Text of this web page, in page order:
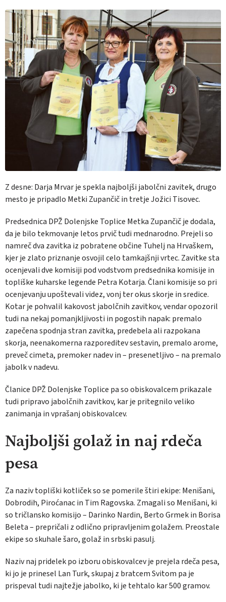
Z desne: Darja Mrvar je spekla najboljši jabolčni zavitek, drugo
mesto je pripadlo Metki Zupančič in tretje Jožici Tisovec.
Predsednica DPŽ Dolenjske Toplice Metka Zupančič je dodala,
da je bilo tekmovanje letos prvič tudi mednarodno. Prejeli so
namreč dva zavitka iz pobratene občine Tuhelj na Hrvaškem,
kjer je zlato priznanje osvojil celo tamkajšnji vrtec. Zavitke sta
ocenjevali dve komisiji pod vodstvom predsednika komisije in
topliške kuharske legende Petra Kotarja. Člani komisije so pri
ocenjevanju upoštevali videz, vonj ter okus skorje in sredice.
Kotar je pohvalil kakovost jabolčnih zavitkov, vendar opozoril
tudi na nekaj pomanjkljivosti in pogostih napak: premalo
zapečena spodnja stran zavitka, predebela ali razpokana
skorja, neenakomerna razporeditev sestavin, premalo arome,
preveč cimeta, premoker nadev in – presenetljivo – na premalo
jabolk v nadevu.
Članice DPŽ Dolenjske Toplice pa so obiskovalcem prikazale
tudi pripravo jabolčnih zavitkov, kar je pritegnilo veliko
zanimanja in vprašanj obiskovalcev.
Najboljši golaž in naj rdeča
pesa
Za naziv topliški kotliček so se pomerile štiri ekipe: Menišani,
Dobrodih, Piroćanac in Tim Ragovska. Zmagali so Menišani, ki
so tričlansko komisijo – Darinko Nardin, Berto Grmek in Borisa
Beleta – prepričali z odlično pripravljenim golažem. Preostale
ekipe so skuhale šaro, golaž in srbski pasulj.
Naziv naj pridelek po izboru obiskovalcev je prejela rdeča pesa,
ki jo je prinesel Lan Turk, skupaj z bratcem Svitom pa je
prispeval tudi najtežje jabolko, ki je tehtalo kar 500 gramov.